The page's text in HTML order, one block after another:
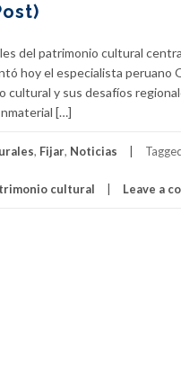
del patrimonio cultural
hoy el especialista peruano
cultural y sus desafíos
[…]
, Fijar, Noticias
cultural Leave a